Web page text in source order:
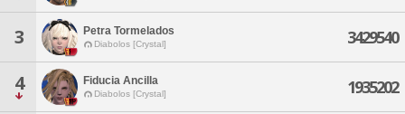
3 Petra Tormelados
Diabolos [Crystal] 3429540
4 Fiducia Ancilla
Diabolos [Crystal] 1935202